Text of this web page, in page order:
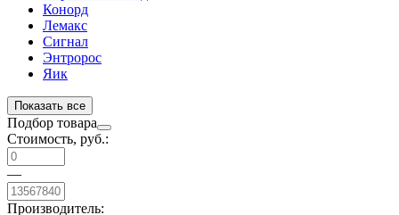
Конорд
Лемакс
Сигнал
Энтророс
Яик
Показать все
Подбор товара
Стоимость, руб.:
—
Производитель: